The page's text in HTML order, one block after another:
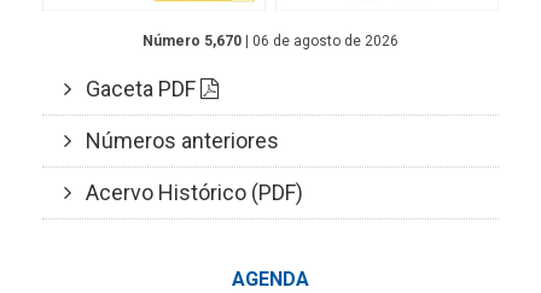
Número 5,670 | 06 de agosto de 2026
Gaceta PDF
Números anteriores
Acervo Histórico (PDF)
AGENDA